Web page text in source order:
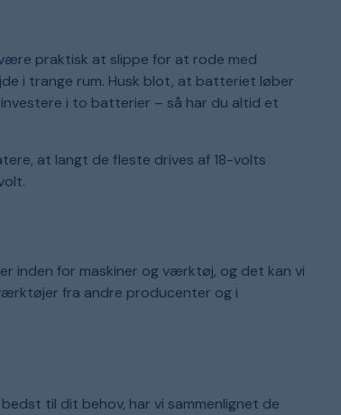
praktisk at slippe for at rode med
i trange rum. Husk blot, at batteriet løber
i to batterier – så har du altid et
at langt de fleste drives af 18-volts
inden for maskiner og værktøj, og det kan vi
fra andre producenter og i
til dit behov, har vi sammenlignet de